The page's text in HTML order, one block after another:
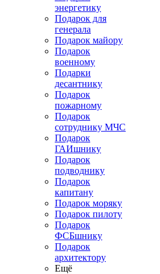
энергетику
Подарок для
генерала
Подарок майору
Подарок
военному
Подарки
десантнику
Подарок
пожарному
Подарок
сотруднику МЧС
Подарок
ГАИшнику
Подарок
подводнику
Подарок
капитану
Подарок моряку
Подарок пилоту
Подарок
ФСБшнику
Подарок
архитектору
Ещё